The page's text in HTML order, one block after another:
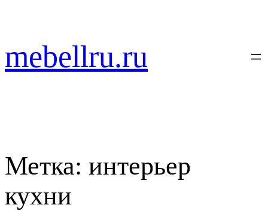
содержимому
mebellru.ru
Метка: интерьер
кухни